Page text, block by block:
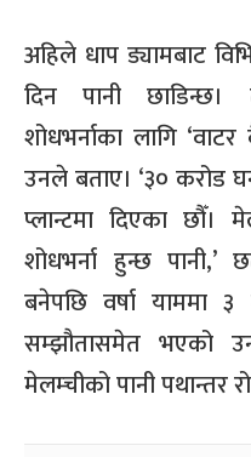
अहिले धाप ड्यामबाट
दिन पानी छाडिन्छ।
शोधभर्नाका लागि
उनले बताए। ‘३० करोड
प्लान्टमा दिएका छौँ।
शोधभर्ना हुन्छ
बनेपछि वर्षा याममा ३
सम्झौतासमेत भएको
मेलम्चीको पानी पथान्तर